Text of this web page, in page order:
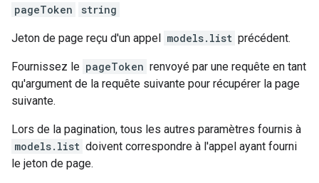
pageToken string
Jeton de page reçu d'un appel models.list précédent.
Fournissez le pageToken renvoyé par une requête en tant
qu'argument de la requête suivante pour récupérer la page
suivante.
Lors de la pagination, tous les autres paramètres fournis à
models.list doivent correspondre à l'appel ayant fourni
le jeton de page.